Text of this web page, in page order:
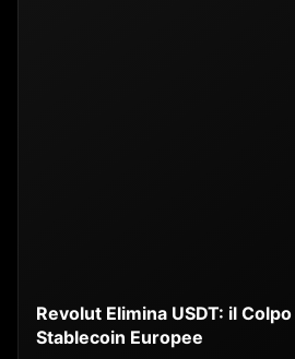
Revolut Elimina USDT: il
Stablecoin Europee